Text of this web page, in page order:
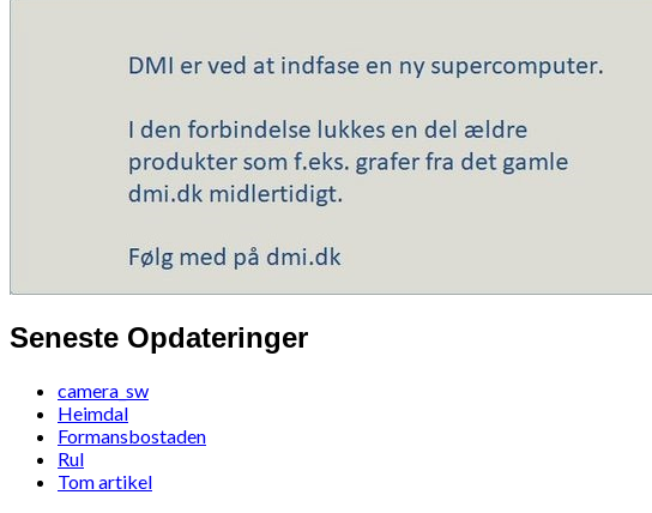
Seneste Opdateringer
camera_sw
Heimdal
Formansbostaden
Rul
Tom artikel